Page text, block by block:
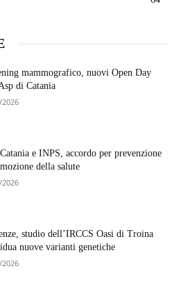
mammografico, nuovi Open Day
di Catania
e INPS, accordo per prevenzione
della salute
studio dell’IRCCS Oasi di Troina
nuove varianti genetiche